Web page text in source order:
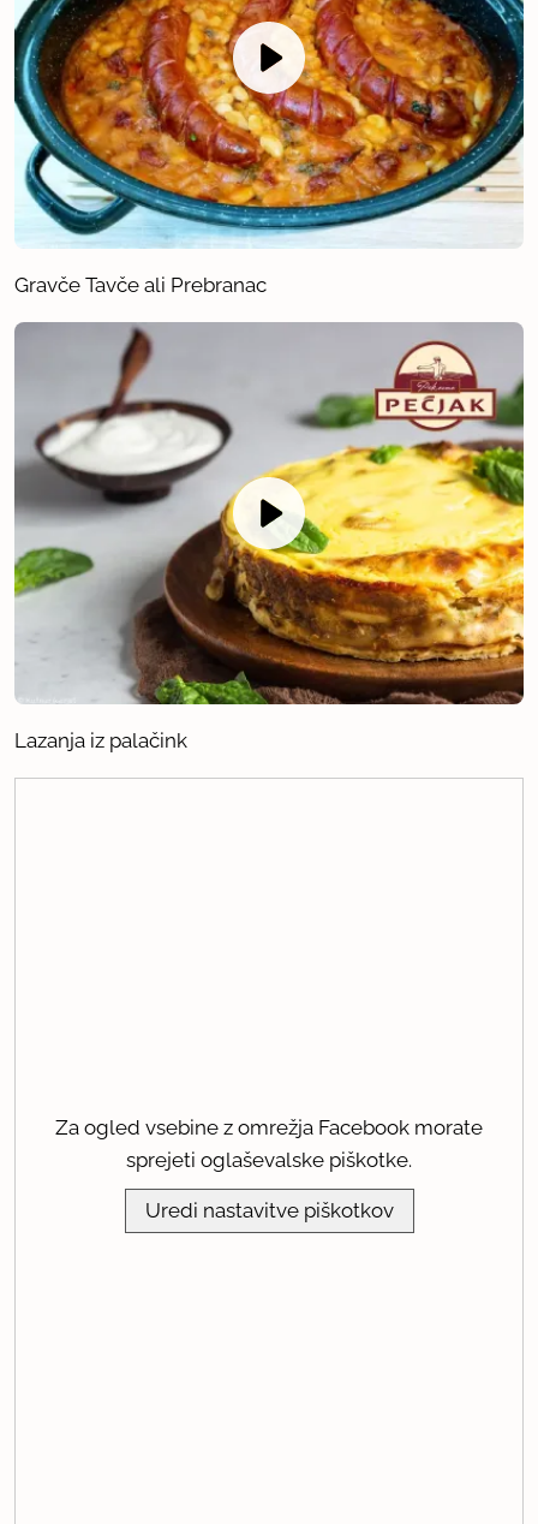
Gravče Tavče ali Prebranac
Lazanja iz palačink
Za ogled vsebine z omrežja Facebook morate
sprejeti oglaševalske piškotke.
Uredi nastavitve piškotkov